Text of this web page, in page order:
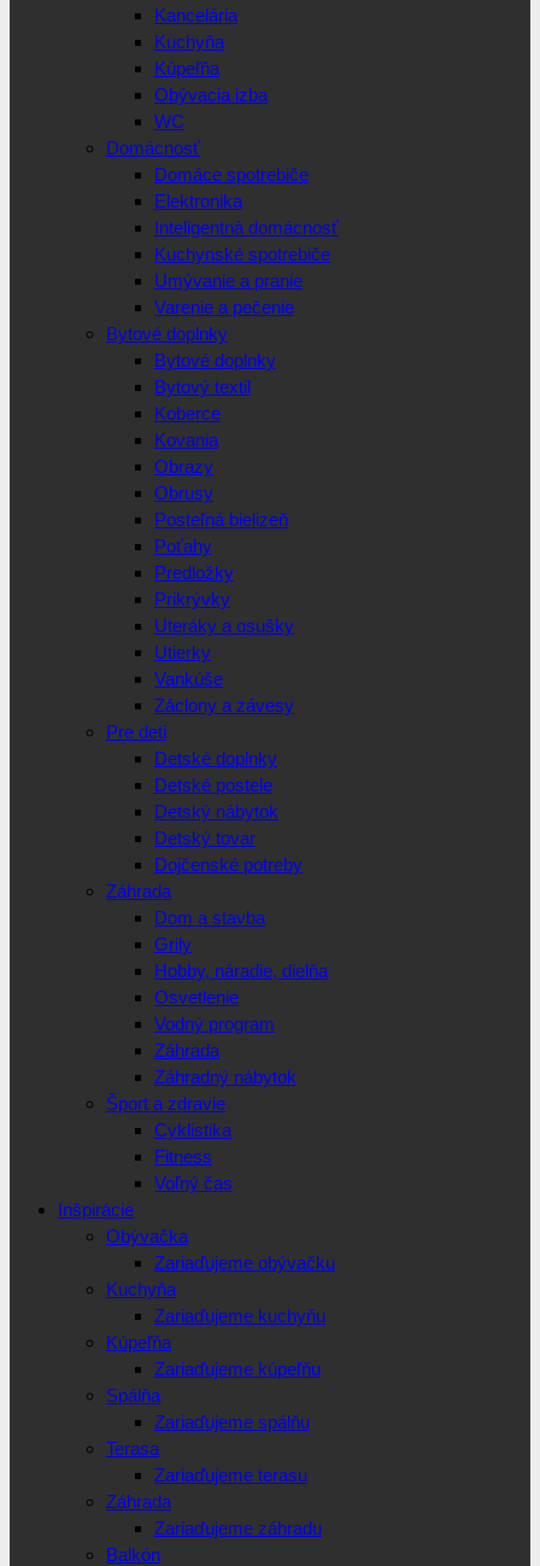
Kancelária
Kuchyňa
Kúpeľňa
Obývacia izba
WC
Domácnosť
Domáce spotrebiče
Elektronika
Inteligentná domácnosť
Kuchynské spotrebiče
Umývanie a pranie
Varenie a pečenie
Bytové doplnky
Bytové doplnky
Bytový textil
Koberce
Kovania
Obrazy
Obrusy
Posteľná bielizeň
Poťahy
Predložky
Prikrývky
Uteráky a osušky
Utierky
Vankúše
Záclony a závesy
Pre deti
Detské doplnky
Detské postele
Detský nábytok
Detský tovar
Dojčenské potreby
Záhrada
Dom a stavba
Grily
Hobby, náradie, dielňa
Osvetlenie
Vodný program
Záhrada
Záhradný nábytok
Šport a zdravie
Cyklistika
Fitness
Voľný čas
Inšpirácie
Obývačka
Zariaďujeme obývačku
Kuchyňa
Zariaďujeme kuchyňu
Kúpeľňa
Zariaďujeme kúpeľňu
Spálňa
Zariaďujeme spálňu
Terasa
Zariaďujeme terasu
Záhrada
Zariaďujeme záhradu
Balkón